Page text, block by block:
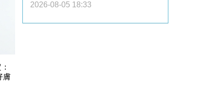
膚
2026-08-05 18:33